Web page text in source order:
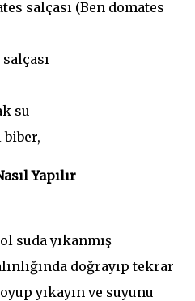
salçası (Ben domates
salçası
su
biber,
Yapılır
suda yıkanmış
doğrayıp tekrar
yıkayın ve suyunu